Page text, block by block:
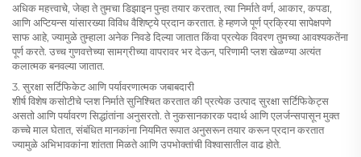
अधिक महत्त्वाचे, जेव्हा ते तुमचा डिझाइन पुन्हा तयार करतात, त्या निर्माते वर्ण, आकार, कपडा,
आणि अप्टियन्स यांसारख्या विविध वैशिष्ट्ये प्रदान करतात. हे म्हणजे पूर्ण प्रक्रिया सापेक्षपणे
साफ आहे, ज्यामुळे तुम्हाला अनेक निवडे दिल्या जातात किंवा प्रत्येक विवरण तुमच्या आवश्यकतेंना
पूर्ण करते. उच्च गुणवत्तेच्या सामग्रीच्या वापरावर भर देऊन, परिणामी प्लश खेळण्या अत्यंत
कलात्मक बनवल्या जातात.
3. सुरक्षा सर्टिफिकेट आणि पर्यावरणात्मक जबाबदारी
शीर्ष विशेष कसोटीचे प्लश निर्माते सुनिश्चित करतात की प्रत्येक उत्पाद सुरक्षा सर्टिफिकेट्स
असतो आणि पर्यावरण सिद्धांतांना अनुसरतो. ते नुकसानकारक पदार्थ आणि एलर्जन्सपासून मुक्त
कच्चे माल घेतात, संबंधित मानकांना नियमित रूपात अनुसरून तयार करून प्रदान करतात
ज्यामुळे अभिभावकांना शांतता मिळते आणि उपभोक्तांची विश्वासातील वाढ होते.